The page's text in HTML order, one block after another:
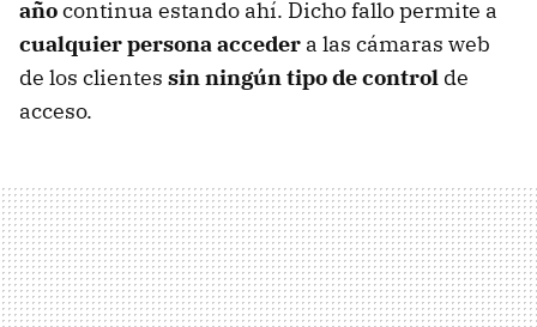
añocontinua estando ahí. Dicho fallo permite a
cualquier persona acceder a las cámaras web
de los clientes sin ningún tipo de control de
acceso.